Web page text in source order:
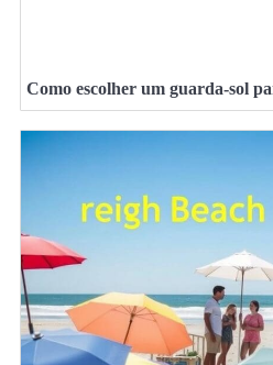
Como escolher um guarda-sol